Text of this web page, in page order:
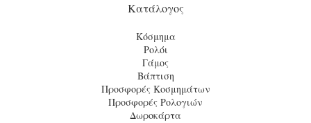
Κατάλογος
Κόσμημα
Ρολόι
Γάμος
Βάπτιση
Προσφορές Κοσμημάτων
Προσφορές Ρολογιών
Δωροκάρτα